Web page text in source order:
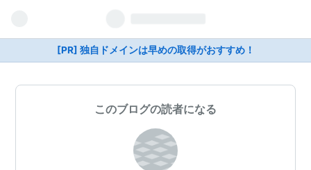
[PR] 独自ドメインは早めの取得がおすすめ！
このブログの読者になる